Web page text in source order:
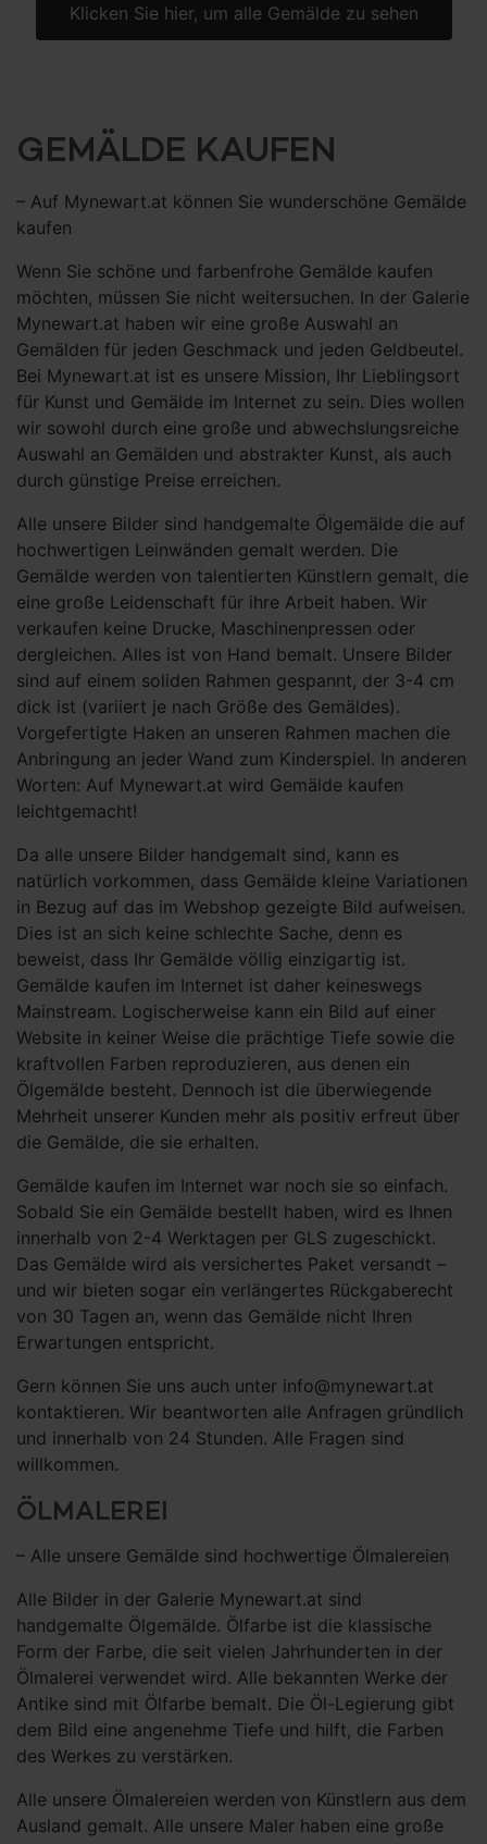
Klicken Sie hier, um alle Gemälde zu sehen
GEMÄLDE KAUFEN
– Auf Mynewart.at können Sie wunderschöne Gemälde
kaufen
Wenn Sie schöne und farbenfrohe Gemälde kaufen
möchten, müssen Sie nicht weitersuchen. In der Galerie
Mynewart.at haben wir eine große Auswahl an
Gemälden für jeden Geschmack und jeden Geldbeutel.
Bei Mynewart.at ist es unsere Mission, Ihr Lieblingsort
für Kunst und Gemälde im Internet zu sein. Dies wollen
wir sowohl durch eine große und abwechslungsreiche
Auswahl an Gemälden und abstrakter Kunst, als auch
durch günstige Preise erreichen.
Alle unsere Bilder sind handgemalte Ölgemälde die auf
hochwertigen Leinwänden gemalt werden. Die
Gemälde werden von talentierten Künstlern gemalt, die
eine große Leidenschaft für ihre Arbeit haben. Wir
verkaufen keine Drucke, Maschinenpressen oder
dergleichen. Alles ist von Hand bemalt. Unsere Bilder
sind auf einem soliden Rahmen gespannt, der 3-4 cm
dick ist (variiert je nach Größe des Gemäldes).
Vorgefertigte Haken an unseren Rahmen machen die
Anbringung an jeder Wand zum Kinderspiel. In anderen
Worten: Auf Mynewart.at wird Gemälde kaufen
leichtgemacht!
Da alle unsere Bilder handgemalt sind, kann es
natürlich vorkommen, dass Gemälde kleine Variationen
in Bezug auf das im Webshop gezeigte Bild aufweisen.
Dies ist an sich keine schlechte Sache, denn es
beweist, dass Ihr Gemälde völlig einzigartig ist.
Gemälde kaufen im Internet ist daher keineswegs
Mainstream. Logischerweise kann ein Bild auf einer
Website in keiner Weise die prächtige Tiefe sowie die
kraftvollen Farben reproduzieren, aus denen ein
Ölgemälde besteht. Dennoch ist die überwiegende
Mehrheit unserer Kunden mehr als positiv erfreut über
die Gemälde, die sie erhalten.
Gemälde kaufen im Internet war noch sie so einfach.
Sobald Sie ein Gemälde bestellt haben, wird es Ihnen
innerhalb von 2-4 Werktagen per GLS zugeschickt.
Das Gemälde wird als versichertes Paket versandt –
und wir bieten sogar ein verlängertes Rückgaberecht
von 30 Tagen an, wenn das Gemälde nicht Ihren
Erwartungen entspricht.
Gern können Sie uns auch unter info@mynewart.at
kontaktieren. Wir beantworten alle Anfragen gründlich
und innerhalb von 24 Stunden. Alle Fragen sind
willkommen.
ÖLMALEREI
– Alle unsere Gemälde sind hochwertige Ölmalereien
Alle Bilder in der Galerie Mynewart.at sind
handgemalte Ölgemälde. Ölfarbe ist die klassische
Form der Farbe, die seit vielen Jahrhunderten in der
Ölmalerei verwendet wird. Alle bekannten Werke der
Antike sind mit Ölfarbe bemalt. Die Öl-Legierung gibt
dem Bild eine angenehme Tiefe und hilft, die Farben
des Werkes zu verstärken.
Alle unsere Ölmalereien werden von Künstlern aus dem
Ausland gemalt. Alle unsere Maler haben eine große